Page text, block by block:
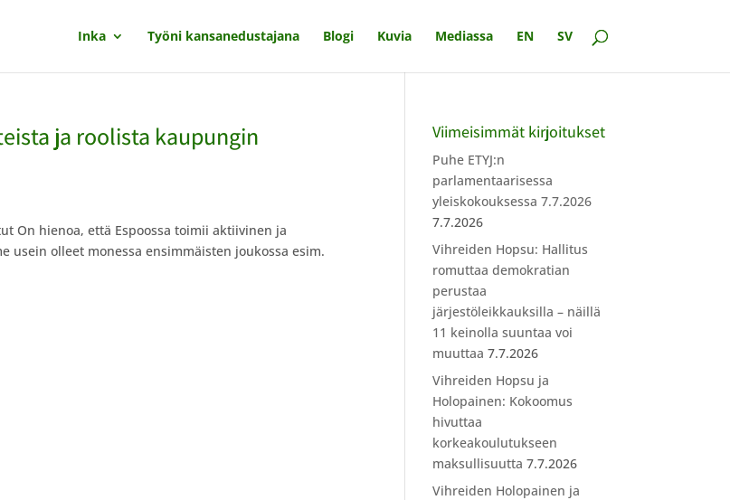
Inka Työni kansanedustajana Blogi Kuvia Mediassa EN SV
ja roolista kaupungin
On hienoa, että Espoossa toimii aktiivinen ja
usein olleet monessa ensimmäisten joukossa esim.
Viimeisimmät kirjoitukset
Puhe ETYJ:n
parlamentaarisessa
yleiskokouksessa 7.7.2026
7.7.2026
Vihreiden Hopsu: Hallitus
romuttaa demokratian
perustaa
järjestöleikkauksilla – näillä
11 keinolla suuntaa voi
muuttaa 7.7.2026
Vihreiden Hopsu ja
Holopainen: Kokoomus
hivuttaa
korkeakoulutukseen
maksullisuutta 7.7.2026
Vihreiden Holopainen ja